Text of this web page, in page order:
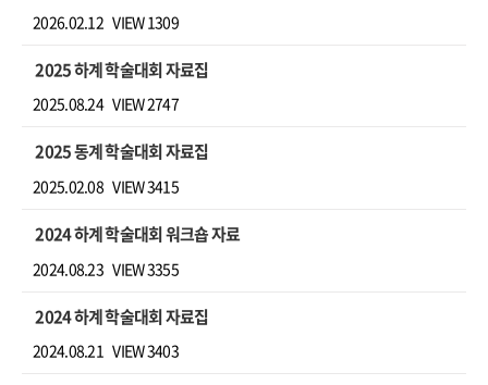
2026.02.12 VIEW 1309
2025 하계 학술대회 자료집
2025.08.24 VIEW 2747
2025 동계 학술대회 자료집
2025.02.08 VIEW 3415
2024 하계 학술대회 워크숍 자료
2024.08.23 VIEW 3355
2024 하계 학술대회 자료집
2024.08.21 VIEW 3403